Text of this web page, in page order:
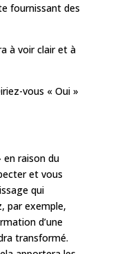
fournissant des
à voir clair et à
vous « Oui »
raison du
et vous
qui
par exemple,
d’une
transformé.